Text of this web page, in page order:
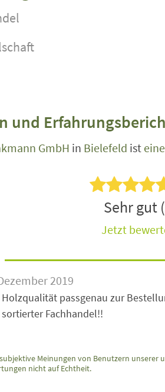
und
GmbH in Bielefeld ist
Sehr gut
Jetzt
2019
passgenau zur
Fachhandel!!
Meinungen von Benutzern unserer
nicht auf Echtheit.